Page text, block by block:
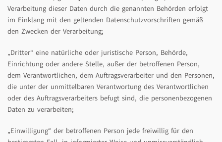
Verarbeitung dieser Daten durch die genannten Behörden erfolgt
im Einklang mit den geltenden Datenschutzvorschriften gemäß
den Zwecken der Verarbeitung;
„Dritter“ eine natürliche oder juristische Person, Behörde,
Einrichtung oder andere Stelle, außer der betroffenen Person,
dem Verantwortlichen, dem Auftragsverarbeiter und den Personen,
die unter der unmittelbaren Verantwortung des Verantwortlichen
oder des Auftragsverarbeiters befugt sind, die personenbezogenen
Daten zu verarbeiten;
„Einwilligung“ der betroffenen Person jede freiwillig für den